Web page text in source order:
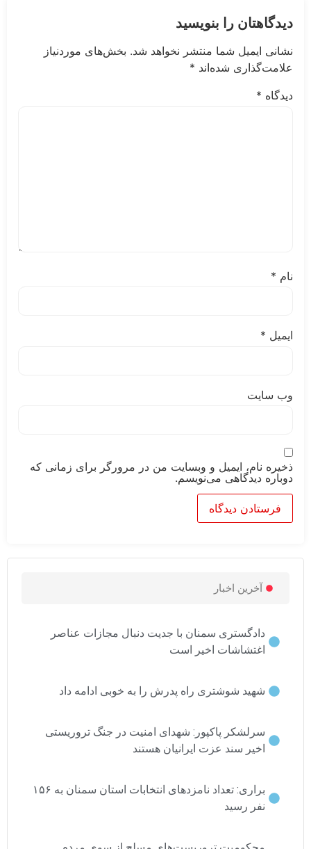
را بنویسید
ایمیل شما منتشر نخواهد شد. بخش‌های موردنیاز
شده‌اند*
نام، ایمیل و وبسایت من در مرورگر برای زمانی که
دیدگاهی می‌نویسم.
آخرین اخبار
دادگستری سمنان با جدیت دنبال مجازات عناصر
اغتشاشات اخیر است
شهید شوشتری راه پدرش را به خوبی ادامه داد
سرلشکر پاکپور: شهدای امنیت در جنگ تروریستی
اخیر سند عزت ایرانیان هستند
براری: تعداد نامزدهای انتخابات استان سمنان به ۱۵۶
نفر رسید